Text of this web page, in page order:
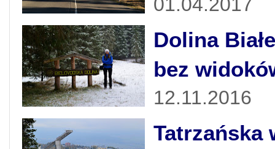
Dolina
bez
12.11.2016
Tatrzańska